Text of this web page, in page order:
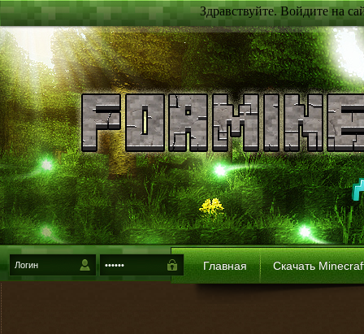
Здравствуйте. Войдите на
Главная Скачать